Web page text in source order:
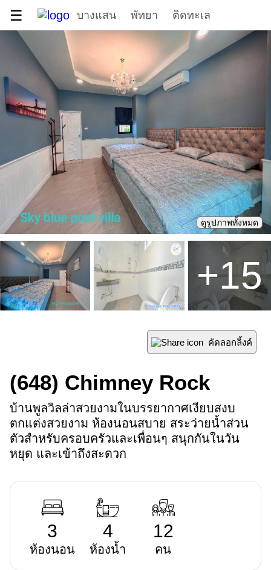
☰ บางแสน พัทยา ติดทะเล
ดูรูปภาพทั้งหมด
+15
(648) Chimney Rock
คัดลอกลิ้งค์
บ้านพูลวิลล่าสวยงามในบรรยากาศเงียบสงบ
ตกแต่งสวยงาม ห้องนอนสบาย สระว่ายน้ำส่วน
ตัวสำหรับครอบครัวและเพื่อนๆ สนุกกันในวัน
หยุด และเข้าถึงสะดวก
3
ห้องนอน
4
ห้องน้ำ
12
คน